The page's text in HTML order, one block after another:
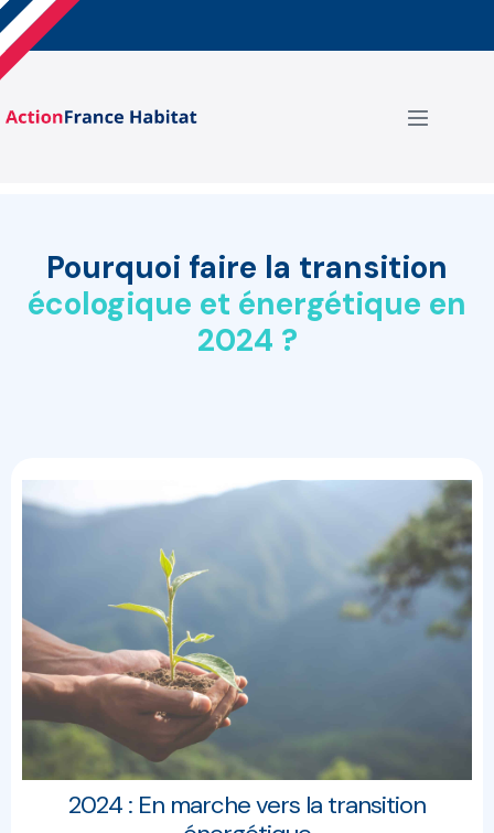
Aller
au
contenu
Pourquoi faire la transition
écologique et énergétique en
2024 ?
2024 : En marche vers la transition